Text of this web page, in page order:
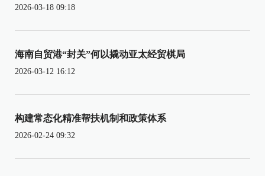
2026-03-18 09:18
海南自贸港“封关”何以撬动亚太经贸棋局
2026-03-12 16:12
构建常态化精准帮扶机制和政策体系
2026-02-24 09:32